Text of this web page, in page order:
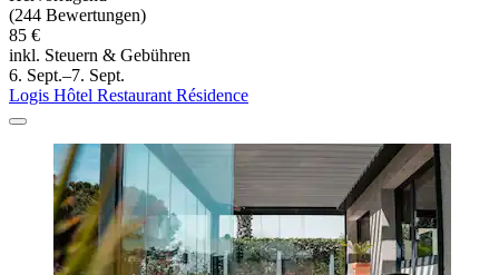
(244 Bewertungen)
85 €
inkl. Steuern & Gebühren
6. Sept.–7. Sept.
Logis Hôtel Restaurant Résidence